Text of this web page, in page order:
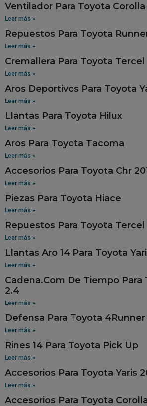
Ventilador Para Toyota Corolla
Leer más »
Repuestos Para Toyota
Leer más »
Cremallera Para Toyota Tercel
Leer más »
Aros Deportivos Para Toyota
Leer más »
Llantas Para Toyota Hilux
Leer más »
Aros Para Toyota Tacoma
Leer más »
Accesorios Para Toyota Chr
Leer más »
Piezas Para Toyota Hiace
Leer más »
Repuestos Para Toyota Tercel
Leer más »
Llantas Aro 14 Para Toyota
Leer más »
Cadena.Com De Tiempo Para
2.4
Leer más »
Defensa Para Toyota 4Runner
Leer más »
Rines 14 Para Toyota Pick Up
Leer más »
Accesorios Para Toyota Yaris
Leer más »
Accesorios Para Toyota